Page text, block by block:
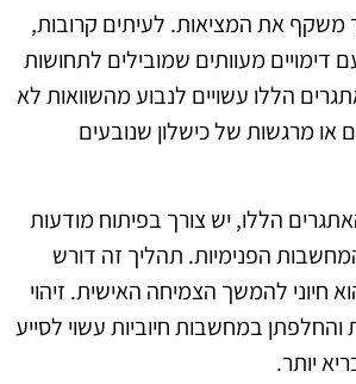
משקף את המציאות. לעיתים קרובות,
מעוותים שמובילים לתחושות
הללו עשויים לנבוע מהשוואות לא
או מרגשות של כישלון שנובעים
הללו, יש צורך בפיתוח מודעות
הפנימיות. תהליך זה דורש
חיוני להמשך הצמיחה האישית. זיהוי
במחשבות חיוביות עשוי לסייע
יותר.